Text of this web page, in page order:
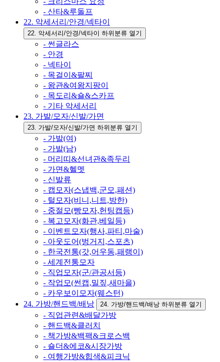
- 산타&루돌프
22. 악세서리/안경/넥타이
22. 악세서리/안경/넥타이 하위분류 열기
- 썬글라스
- 안경
- 넥타이
- 목걸이&팔찌
- 왕관&여왕지팡이
- 목도리&숄&스카프
- 기타 악세서리
23. 가발/모자/신발/가면
23. 가발/모자/신발/가면 하위분류 열기
- 가발(여)
- 가발(남)
- 머리띠&선녀관&족두리
- 가면&헬멧
- 신발류
- 캡모자(스냅백,군모,패션)
- 털모자(비니,니트,방한)
- 중절모(빵모자,헌팅캡등)
- 복고모자(화관,베일등)
- 이벤트모자(행사,파티,마술)
- 아웃도어(벙거지,스포츠)
- 한국전통(갓,어우동,패랭이)
- 세계전통모자
- 직업모자(군/관공서등)
- 작업모(썬캡,밀짚,새마을)
- 카우보이모자(웨스턴)
24. 가방/핸드백/배낭
24. 가방/핸드백/배낭 하위분류 열기
- 직업관련&배달가방
- 핸드백&클러치
- 책가방&백팩&크로스백
- 숄더&에코&시장가방
- 여행가방&힙색&피크닉